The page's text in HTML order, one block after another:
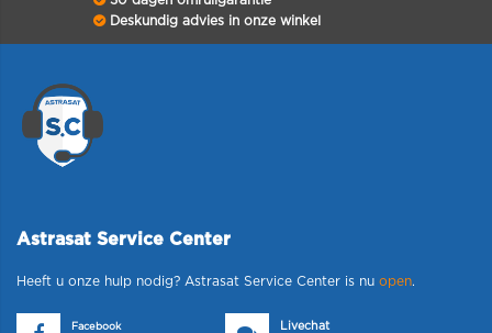
Deskundig advies in onze winkel
Astrasat Service Center
Heeft u onze hulp nodig? Astrasat Service Center is nu open.
Facebook
Livechat